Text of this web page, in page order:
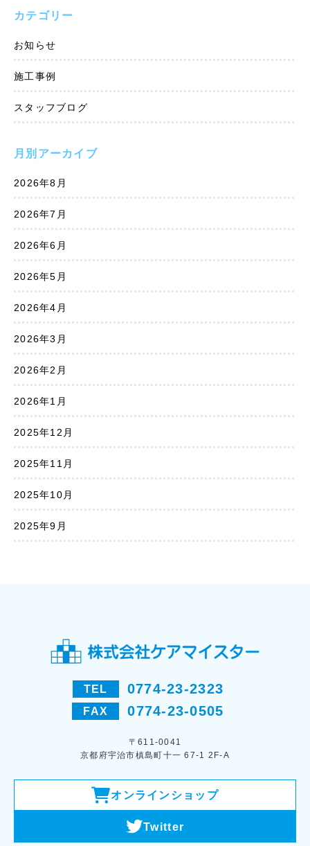
カテゴリー
お知らせ
施工事例
スタッフブログ
月別アーカイブ
2026年8月
2026年7月
2026年6月
2026年5月
2026年4月
2026年3月
2026年2月
2026年1月
2025年12月
2025年11月
2025年10月
2025年9月
TEL 0774-23-2323
FAX 0774-23-0505
〒611-0041
京都府宇治市槙島町十一 67-1 2F-A
オンラインショップ
Twitter